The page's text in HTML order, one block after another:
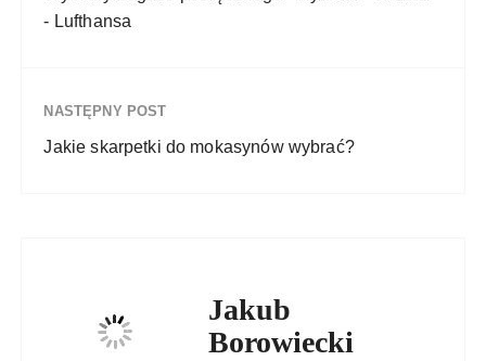
- Lufthansa
NASTĘPNY POST
Jakie skarpetki do mokasynów wybrać?
Jakub
Borowiecki